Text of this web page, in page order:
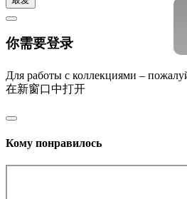
你需要登录
Для работы с коллекциями –
在新窗口中打开
Кому понравилось